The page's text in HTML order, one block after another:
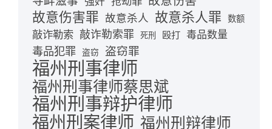
故意伤害罪 故意杀人 故意杀人罪 数额
敲诈勒索 敲诈勒索罪 死刑 殴打 毒品数量
毒品犯罪 盗窃 盗窃罪
福州刑事律师
福州刑事律师蔡思斌
福州刑事辩护律师
福州刑案律师 福州刑辩律师